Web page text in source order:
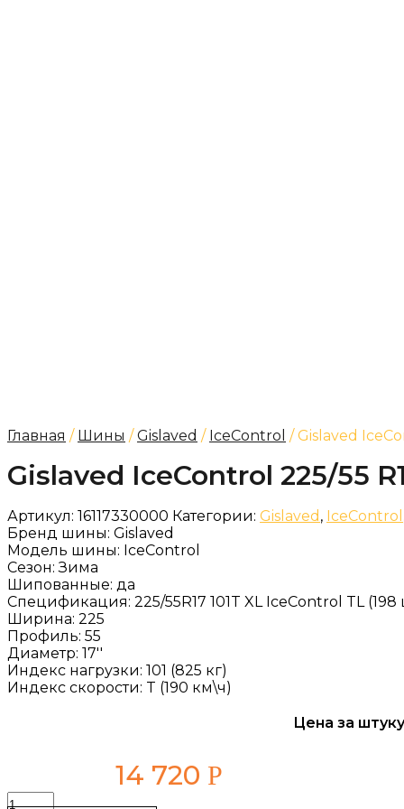
Главная / Шины /Gislaved / IceControl / Gislaved
Gislaved IceControl 225/55
Артикул: 16117330000 Категории: Gislaved , IceControl
Бренд шины: Gislaved
Модель шины: IceControl
Сезон:Зима
Шипованные: да
Спецификация: 225/55R17 101T XL IceControl TL
Ширина: 225
Профиль: 55
Диаметр: 17''
Индекс нагрузки: 101 (825 кг)
Индекс скорости: T (190 км\ч)
Цена за
14 720 Р
Количество